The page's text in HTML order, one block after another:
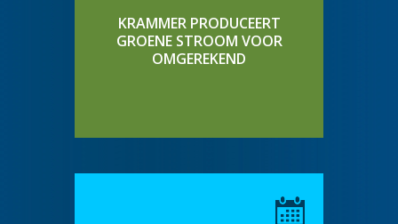
KRAMMER PRODUCEERT
GROENE STROOM VOOR
OMGEREKEND